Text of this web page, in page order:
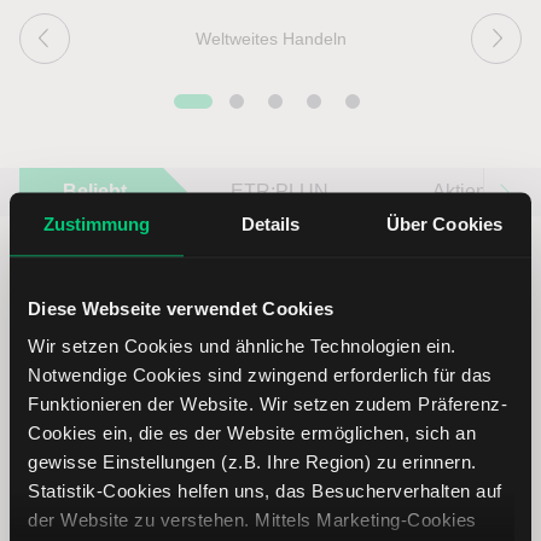
Zustimmung Details Über Cookies
Diese Webseite verwendet Cookies
Wir setzen Cookies und ähnliche Technologien ein.
Notwendige Cookies sind zwingend erforderlich für das
Funktionieren der Website. Wir setzen zudem Präferenz-
Cookies ein, die es der Website ermöglichen, sich an
gewisse Einstellungen (z.B. Ihre Region) zu erinnern.
Statistik-Cookies helfen uns, das Besucherverhalten auf
der Website zu verstehen. Mittels Marketing-Cookies
Weltweites Handeln
Beliebt ETR:PLUN Aktien im
Immer up to date – mit unseren
Newslettern
Ihre E-Mail-Adresse (erforderlich)